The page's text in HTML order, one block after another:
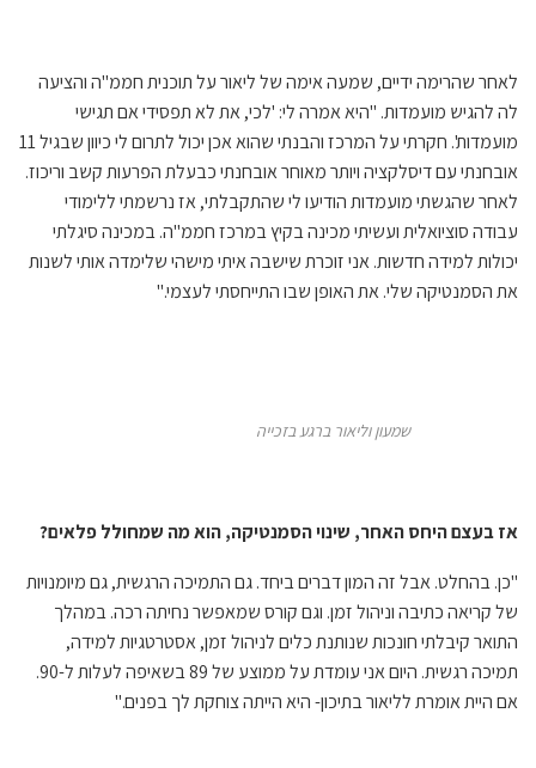
לאחר שהרימה ידיים, שמעה אימה של ליאור על תוכנית חממ"ה והציעה
לה להגיש מועמדות. "היא אמרה לי: 'לכי, את לא תפסידי אם תגישי
מועמדות'. חקרתי על המרכז והבנתי שהוא אכן יכול לתרום לי כיוון שבגיל 11
אובחנתי עם דיסלקציה ויותר מאוחר אובחנתי כבעלת הפרעות קשב וריכוז.
לאחר שהגשתי מועמדות הודיעו לי שהתקבלתי, אז נרשמתי ללימודי
עבודה סוציואלית ועשיתי מכינה בקיץ במרכז חממ"ה. במכינה סיגלתי
יכולות למידה חדשות. אני זוכרת שישבה איתי מישהי שלימדה אותי לשנות
את הסמנטיקה שלי. את האופן שבו התייחסתי לעצמי."
שמעון וליאור ברגע בזכייה
אז בעצם היחס האחר, שינוי הסמנטיקה, הוא מה שמחולל פלאים?
"כן. בהחלט. אבל זה המון דברים ביחד. גם התמיכה הרגשית, גם מיומנויות
של קריאה כתיבה וניהול זמן. וגם קורס שמאפשר נחיתה רכה. במהלך
התואר קיבלתי חונכות שנותנת כלים לניהול זמן, אסטרטגיות למידה,
תמיכה רגשית. היום אני עומדת על ממוצע של 89 בשאיפה לעלות ל-90.
אם היית אומרת לליאור בתיכון- היא הייתה צוחקת לך בפנים."